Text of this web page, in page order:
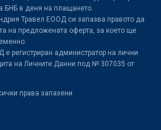
БНБ в деня на плащането.
Травел ЕООД си запазва правото да
на предложената оферта, за което ще
регистриран администратор на лични
на Личните Данни под № 307035 от
права запазени